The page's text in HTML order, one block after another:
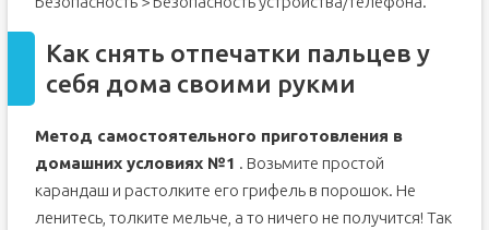
Как снять отпечатки пальцев у
себя дома своими рукми
Метод самостоятельного приготовления в
домашних условиях №1 . Возьмите простой
карандаш и растолките его грифель в порошок. Не
ленитесь, толките мельче, а то ничего не получится! Так